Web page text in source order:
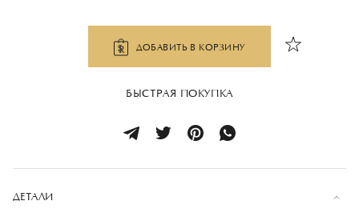
ДОБАВИТЬ В КОРЗИНУ
БЫСТРАЯ ПОКУПКА
ДЕТАЛИ